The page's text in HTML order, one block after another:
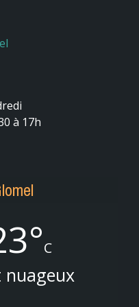
à 17h
C
nuageux